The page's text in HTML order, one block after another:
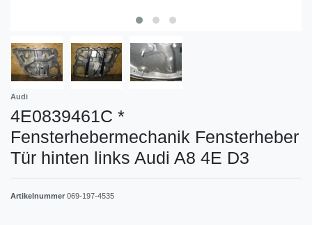
Audi
4E0839461C *
Fensterhebermechanik Fensterheber
Tür hinten links Audi A8 4E D3
Artikelnummer 069-197-4535